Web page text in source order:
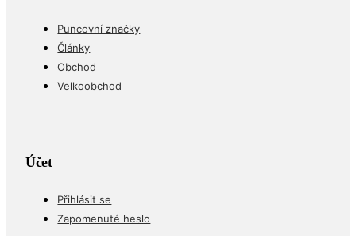
Puncovní značky
Články
Obchod
Velkoobchod
Účet
Přihlásit se
Zapomenuté heslo